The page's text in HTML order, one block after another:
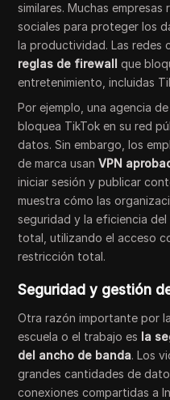
similares. Muchas
sociales para proteger los
la productividad. Las redes
reglas de firewall que
entretenimiento, incluidas
Por ejemplo, una agencia
bloquea TikTok en su red
datos. Sin embargo, los
de marca usanVPN
iniciar sesión y publicar
muestra cómo las
seguridad y la eficiencia
total, utilizando el acceso
restricción total.
Seguridad y gestión
Otra razón importante por
escuela o el trabajo es la
del ancho de banda. Los
grandes cantidades de
conexiones compartidas a